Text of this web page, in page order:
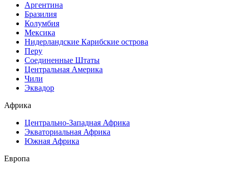
Аргентина
Бразилия
Колумбия
Мексика
Нидерландские Карибские острова
Перу
Соединенные Штаты
Центральная Америка
Чили
Эквадор
Африка
Центрально-Западная Африка
Экваториальная Африка
Южная Африка
Европа